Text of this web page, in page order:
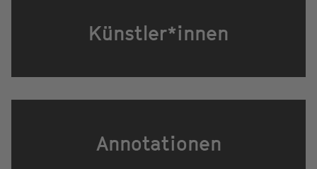
Künstler*innen
Annotationen